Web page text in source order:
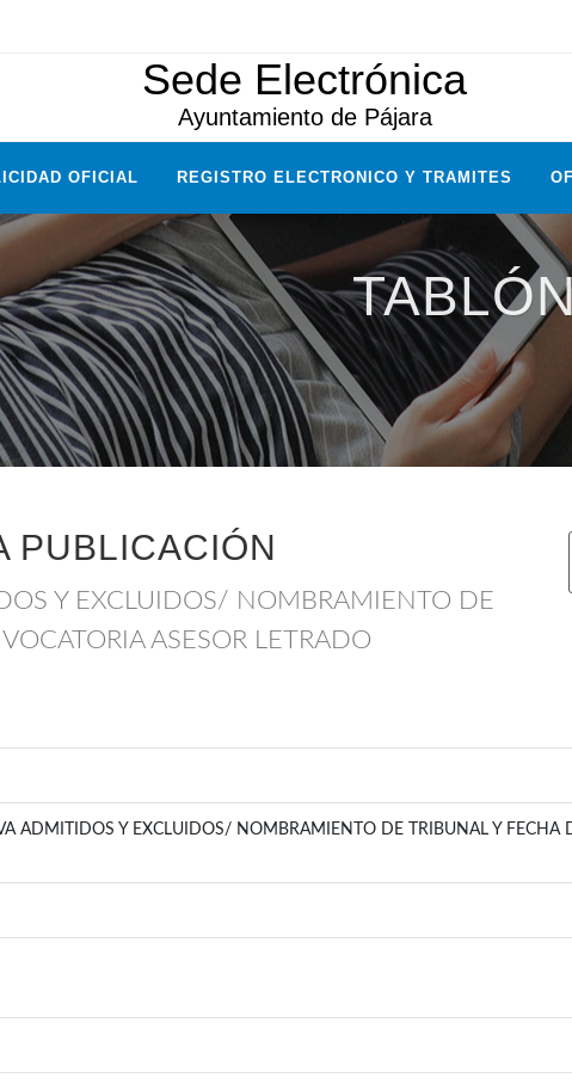
Sede Electrónica
Ayuntamiento de Pájara
OFICIAL REGISTRO ELECTRONICO Y TRAMITES
PUBLICACIÓN
Y EXCLUIDOS/ NOMBRAMIENTO DE
ASESOR LETRADO
ADMITIDOS Y EXCLUIDOS/ NOMBRAMIENTO DE TRIBUNAL Y FECHA